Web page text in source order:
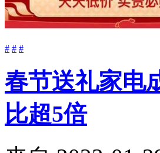
# # #
春节送礼家电
比超5倍